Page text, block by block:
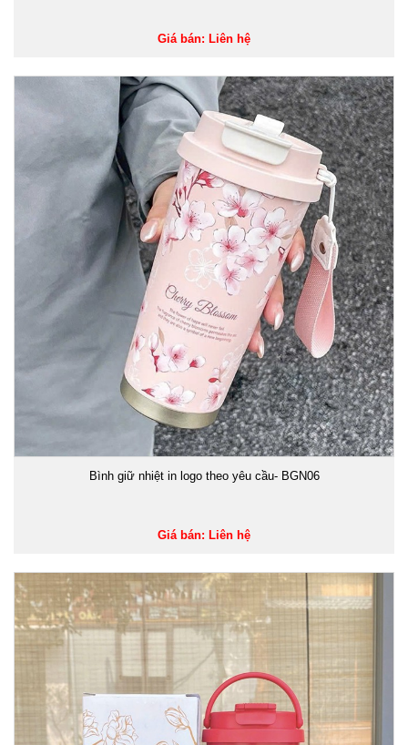
Giá bán: Liên hệ
Bình giữ nhiệt in logo theo yêu cầu- BGN06
Giá bán: Liên hệ